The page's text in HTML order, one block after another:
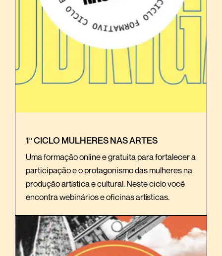
1º CICLO MULHERES NAS ARTES
Uma formação online e gratuita para fortalecer a
participação e o protagonismo das mulheres na
produção artística e cultural. Neste ciclo você
encontra webinários e oficinas artísticas.